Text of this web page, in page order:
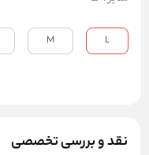
نقد و بررسی تخصصی
L
M